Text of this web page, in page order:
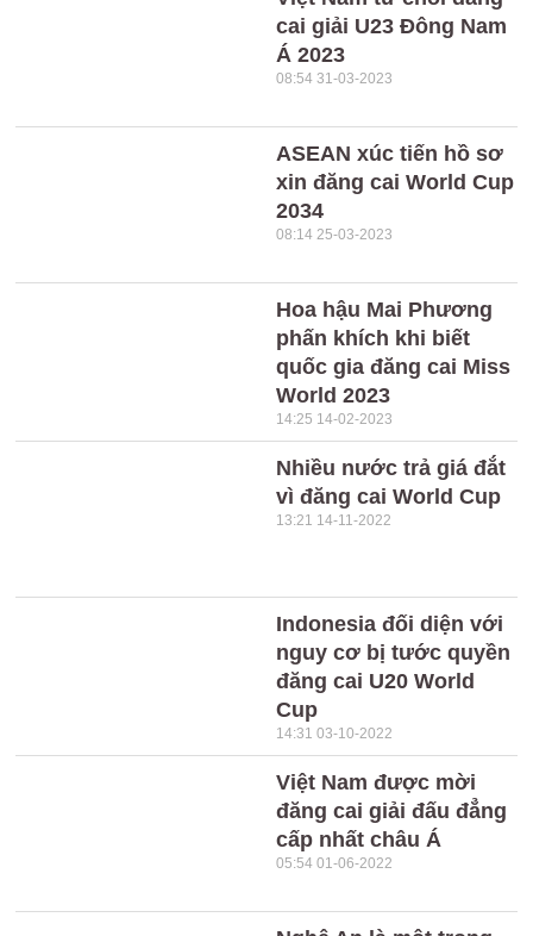
cai giải U23 Đông Nam
Á 2023
08:54 31-03-2023
ASEAN xúc tiến hồ sơ
xin đăng cai World Cup
2034
08:14 25-03-2023
Hoa hậu Mai Phương
phấn khích khi biết
quốc gia đăng cai Miss
World 2023
14:25 14-02-2023
Nhiều nước trả giá đắt
vì đăng cai World Cup
13:21 14-11-2022
Indonesia đối diện với
nguy cơ bị tước quyền
đăng cai U20 World
Cup
14:31 03-10-2022
Việt Nam được mời
đăng cai giải đấu đẳng
cấp nhất châu Á
05:54 01-06-2022